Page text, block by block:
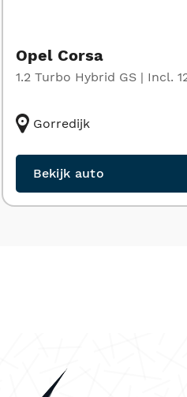
Opel Corsa
1.2 Turbo Hybrid GS | Incl.
Gorredijk
Bekijk auto